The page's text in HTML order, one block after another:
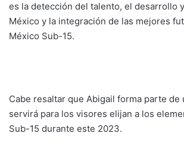
es la detección del talento, el desarrollo
México y la integración de las mejores
México Sub-15.
Cabe resaltar que Abigail forma parte
servirá para los visores elijan a los
Sub-15 durante este 2023.